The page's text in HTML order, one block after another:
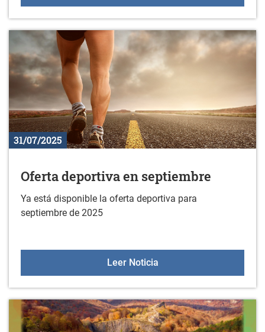
31/07/2025
Oferta deportiva en septiembre
Ya está disponible la oferta deportiva para
septiembre de 2025
Leer NoticiaOferta deportiva en